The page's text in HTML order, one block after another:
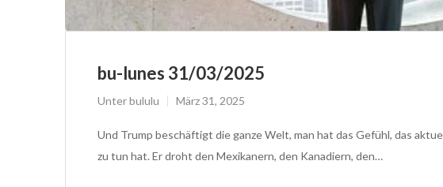
bu-lunes 31/03/2025
Unterbululu März 31, 2025
Und Trump beschäftigt die ganze Welt, man hat das Gefühl, das
zu tun hat. Er droht den Mexikanern, den Kanadiern, den…